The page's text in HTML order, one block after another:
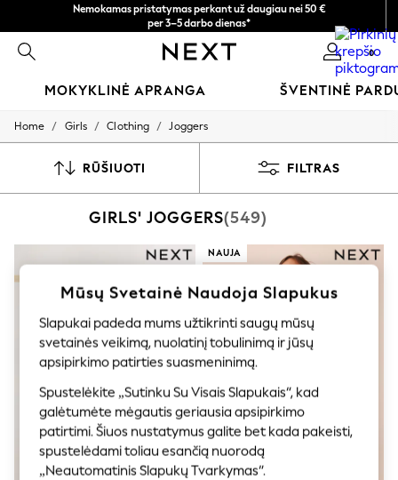
Nemokamas pristatymas perkant už daugiau nei 50 €
per 3–5 darbo dienas*
Dabar galite apsipirkti lietuvių kalba!
0
MOKYKLINĖ APRANGA ŠVENTINĖ
SCHOOLWEAR
Shoes
Shirts
Sweatshirts & Jumpers
Coats & Jackets
Underwear
Socks
Multipacks
All Boys Sport & Swimwear
Trainers & Pumps
Swimwear
Tops
Shorts
Joggers
adidas
Nike
All Girls Schoolwear
Home / Girls / Clothing / Joggers
RŪŠIUOTI FILTRAS
GIRLS' JOGGERS(549)
NAUJA
Mūsų Svetainė Naudoja Slapukus
Slapukai padeda mums užtikrinti saugų mūsų
svetainės veikimą, nuolatinį tobulinimą ir jūsų
apsipirkimo patirties suasmeninimą.
Spustelėkite „Sutinku Su Visais Slapukais“, kad
galėtumėte mėgautis geriausia apsipirkimo
patirtimi. Šiuos nustatymus galite bet kada pakeisti,
spustelėdami toliau esančią nuorodą
„Neautomatinis Slapukų Tvarkymas“.